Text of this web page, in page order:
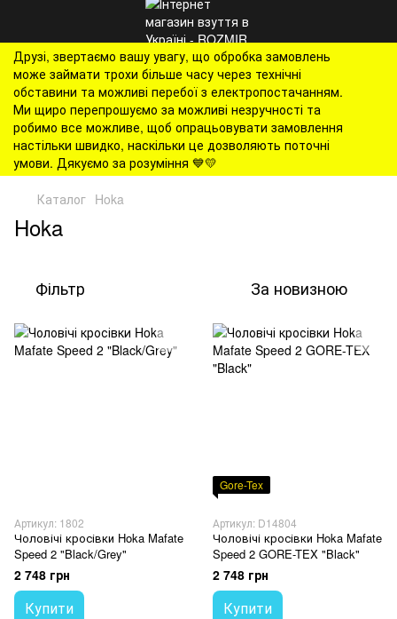
Друзі, звертаємо вашу увагу, що обробка замовлень
може займати трохи більше часу через технічні
обставини та можливі перебої з електропостачанням.
Ми щиро перепрошуємо за можливі незручності та
робимо все можливе, щоб опрацьовувати замовлення
настільки швидко, наскільки це дозволяють поточні
умови. Дякуємо за розуміння 💙💛
Каталог Hoka
Hoka
Фільтр За новизною
Артикул: 1802
Чоловічі кросівки Hoka Mafate
Speed 2 "Black/Grey"
2 748 грн
Купити
Gore-Tex
Артикул: D14804
Чоловічі кросівки Hoka Mafate
Speed 2 GORE-TEX "Black"
2 748 грн
Купити